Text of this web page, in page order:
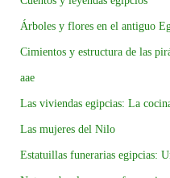
Árboles y flores en el antiguo
Cimientos y estructura de las
aae
Las viviendas egipcias: La
Las mujeres del Nilo
Estatuillas funerarias egipcias: